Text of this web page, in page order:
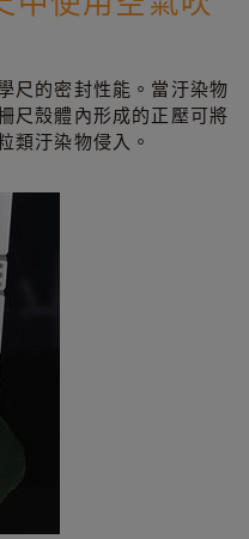
尺的密封性能。當汙染物
尺殼體內形成的正壓可將
類汙染物侵入。